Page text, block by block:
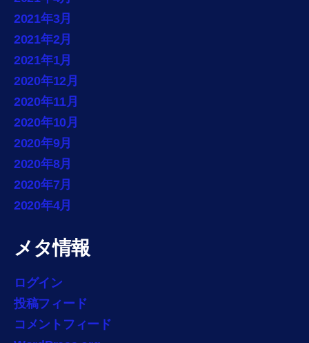
2021年3月
2021年2月
2021年1月
2020年12月
2020年11月
2020年10月
2020年9月
2020年8月
2020年7月
2020年4月
メタ情報
ログイン
投稿フィード
コメントフィード